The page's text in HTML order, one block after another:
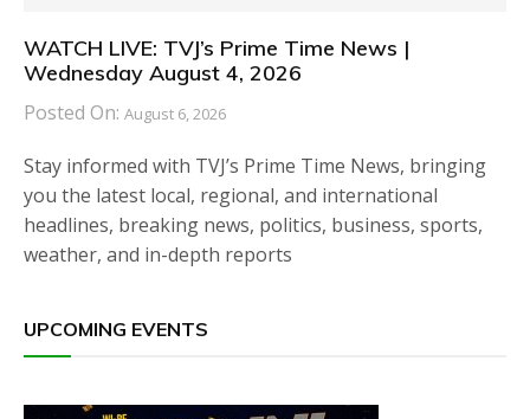
WATCH LIVE: TVJ’s Prime Time News |
Wednesday August 4, 2026
Posted On: August 6, 2026
Stay informed with TVJ’s Prime Time News, bringing
you the latest local, regional, and international
headlines, breaking news, politics, business, sports,
weather, and in-depth reports
UPCOMING EVENTS